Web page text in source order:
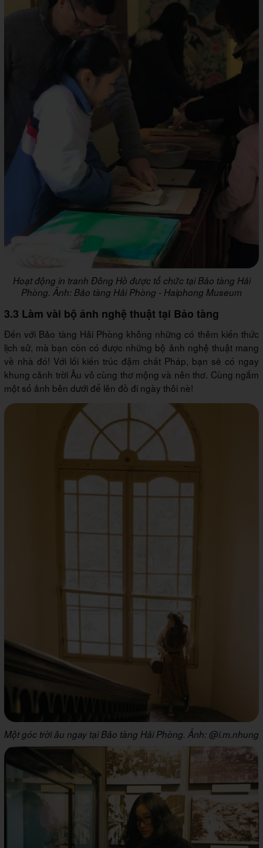
Hoạt động in tranh Đông Hồ được tổ chức tại Bảo tàng Hải
Phòng. Ảnh: Bảo tàng Hải Phòng - Haiphong Museum
3.3 Làm vài bộ ảnh nghệ thuật tại Bảo tàng
Đến với Bảo tàng Hải Phòng không những có thêm kiến thức
lịch sử, mà bạn còn có được những bộ ảnh nghệ thuật mang
về nhà đó! Với lối kiến trúc đậm chất Pháp, bạn sẽ có ngay
khung cảnh trời Âu vô cùng thơ mộng và nên thơ. Cùng ngắm
một số ảnh bên dưới để lên đồ đi ngày thôi nè!
Một góc trời âu ngay tại Bảo tàng Hải Phòng. Ảnh: @i.m.nhung